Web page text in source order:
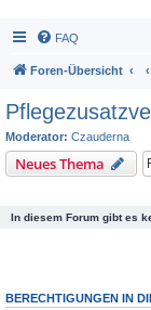
FAQ
Foren-Übersicht
Moderator: Czauderna
Neues Thema
In diesem Forum gibt es
BERECHTIGUNGEN IN